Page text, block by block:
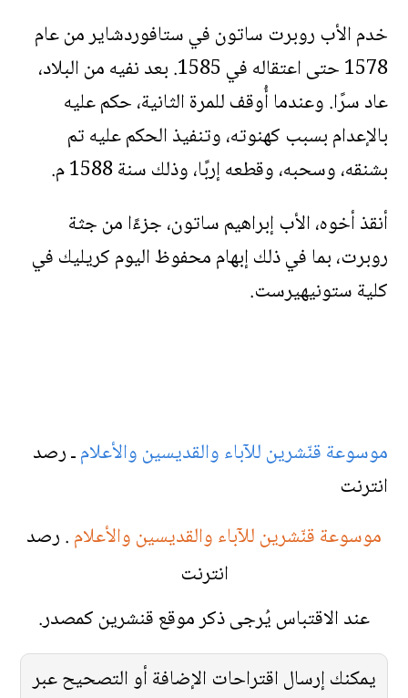
خدم الأب روبرت ساتون في ستافوردشاير من عام
1578 حتى اعتقاله في 1585. بعد نفيه من البلاد،
عاد سرًا. وعندما أُوقف للمرة الثانية، حكم عليه
بالإعدام بسبب كهنوته، وتنفيذ الحكم عليه تم
بشنقه، وسحبه، وقطعه إربًا، وذلك سنة 1588 م.
أنقذ أخوه، الأب إبراهيم ساتون، جزءًا من جثة
روبرت، بما في ذلك إبهام محفوظ اليوم كريليك في
كلية ستونيهيرست.
موسوعة قنّشرين للآباء والقديسين والأعلامـ رصد
انترنت
موسوعة قنّشرين للآباء والقديسين والأعلام. رصد
انترنت
عند الاقتباس يُرجى ذكر موقع قنشرين كمصدر.
يمكنك إرسال اقتراحات الإضافة أو التصحيح عبر